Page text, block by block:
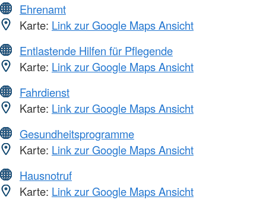
Ehrenamt
Karte: Link zur Google Maps Ansicht
Entlastende Hilfen für Pflegende
Karte: Link zur Google Maps Ansicht
Fahrdienst
Karte: Link zur Google Maps Ansicht
Gesundheitsprogramme
Karte: Link zur Google Maps Ansicht
Hausnotruf
Karte: Link zur Google Maps Ansicht